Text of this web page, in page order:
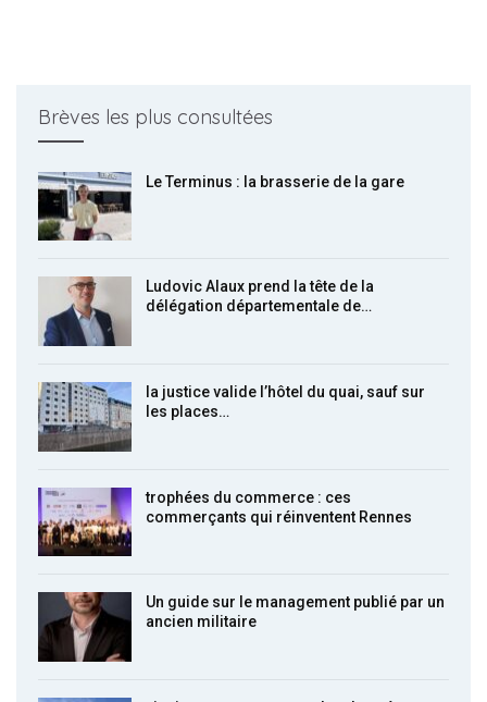
Brèves les plus consultées
Le Terminus : la brasserie de la gare
Ludovic Alaux prend la tête de la
délégation départementale de…
la justice valide l’hôtel du quai, sauf sur
les places…
trophées du commerce : ces
commerçants qui réinventent Rennes
Un guide sur le management publié par un
ancien militaire